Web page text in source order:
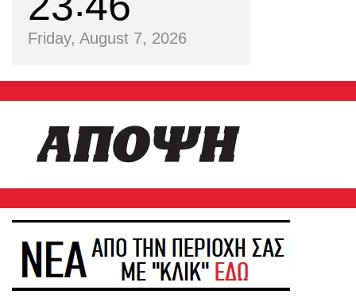
Friday, August 7, 2026